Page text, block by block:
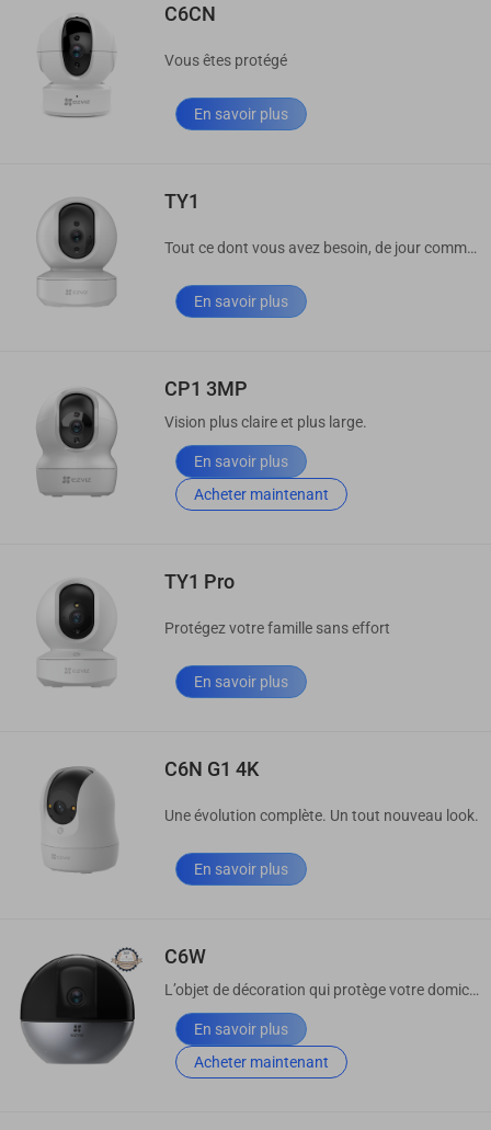
C6CN
Vous êtes protégé
En savoir plus
TY1
Tout ce dont vous avez besoin, de jour comme de nuit.
En savoir plus
CP1 3MP
Vision plus claire et plus large.
En savoir plus
Acheter maintenant
TY1 Pro
Protégez votre famille sans effort
En savoir plus
C6N G1 4K
Une évolution complète. Un tout nouveau look.
En savoir plus
C6W
L’objet de décoration qui protège votre domicile.
En savoir plus
Acheter maintenant